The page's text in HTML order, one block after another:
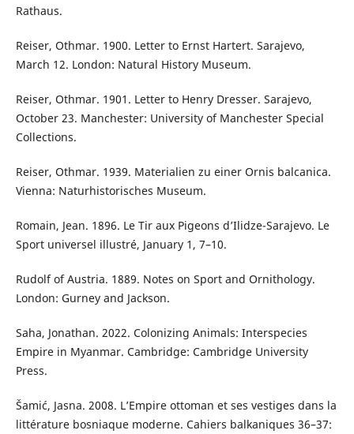
Rathaus.
Reiser, Othmar. 1900. Letter to Ernst Hartert. Sarajevo,
March 12. London: Natural History Museum.
Reiser, Othmar. 1901. Letter to Henry Dresser. Sarajevo,
October 23. Manchester: University of Manchester Special
Collections.
Reiser, Othmar. 1939. Materialien zu einer Ornis balcanica.
Vienna: Naturhistorisches Museum.
Romain, Jean. 1896. Le Tir aux Pigeons d’Ilidze-Sarajevo. Le
Sport universel illustré, January 1, 7–10.
Rudolf of Austria. 1889. Notes on Sport and Ornithology.
London: Gurney and Jackson.
Saha, Jonathan. 2022. Colonizing Animals: Interspecies
Empire in Myanmar. Cambridge: Cambridge University
Press.
Šamić, Jasna. 2008. L’Empire ottoman et ses vestiges dans la
littérature bosniaque moderne. Cahiers balkaniques 36–37: